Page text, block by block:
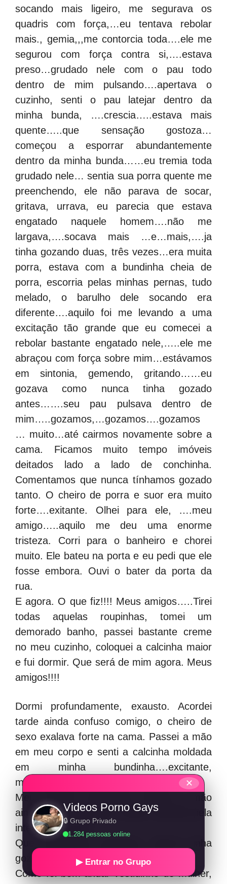
socando mais ligeiro, me segurava os
quadris com força,…eu tentava rebolar
mais., gemia,,,me contorcia toda….ele me
segurou com força contra si,….estava
preso…grudado nele com o pau todo
dentro de mim pulsando….apertava o
cuzinho, senti o pau latejar dentro da
minha bunda, ….crescia…..estava mais
quente…..que sensação gostoza…
começou a esporrar abundantemente
dentro da minha bunda……eu tremia toda
grudado nele… sentia sua porra quente me
preenchendo, ele não parava de socar,
gritava, urrava, eu parecia que estava
engatado naquele homem….não me
largava,….socava mais …e…mais,….ja
tinha gozando duas, três vezes…era muita
porra, estava com a bundinha cheia de
porra, escorria pelas minhas pernas, tudo
melado, o barulho dele socando era
diferente….aquilo foi me levando a uma
excitação tão grande que eu comecei a
rebolar bastante engatado nele,…..ele me
abraçou com força sobre mim…estávamos
em sintonia, gemendo, gritando……eu
gozava como nunca tinha gozado
antes…….seu pau pulsava dentro de
mim…..gozamos,…gozamos….gozamos
… muito…até cairmos novamente sobre a
cama. Ficamos muito tempo imóveis
deitados lado a lado de conchinha.
Comentamos que nunca tínhamos gozado
tanto. O cheiro de porra e suor era muito
forte….exitante. Olhei para ele, ….meu
amigo…..aquilo me deu uma enorme
tristeza. Corri para o banheiro e chorei
muito. Ele bateu na porta e eu pedi que ele
fosse embora. Ouvi o bater da porta da
rua.
E agora. O que fiz!!!! Meus amigos…..Tirei
todas aquelas roupinhas, tomei um
demorado banho, passei bastante creme
no meu cuzinho, coloquei a calcinha maior
e fui dormir. Que será de mim agora. Meus
amigos!!!!
Dormi profundamente, exausto. Acordei
tarde ainda confuso comigo, o cheiro de
sexo exalava forte na cama. Passei a mão
em meu corpo e senti a calcinha moldada
em minha bundinha….excitante,
molhadinha com residuos de porra.
Meu cuzinho comichava, passei a mão
ainda estava inchado, úmido, dolorido pela
intensa atividade.
Que sensações gostosas. Nunca tinha
gozado tanto. Como Luiz era viril!
Como foi bom andar vestidinho de mulher,
✕
Videos Porno Gays
🔒 Grupo Privado
1.284 pessoas online
▶ Entrar no Grupo